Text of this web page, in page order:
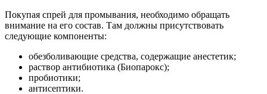
Покупая спрей для промывания, необходимо обращать
внимание на его состав. Там должны присутствовать
следующие компоненты:
обезболивающие средства, содержащие анестетик;
раствор антибиотика (Биопарокс);
пробиотики;
антисептики.